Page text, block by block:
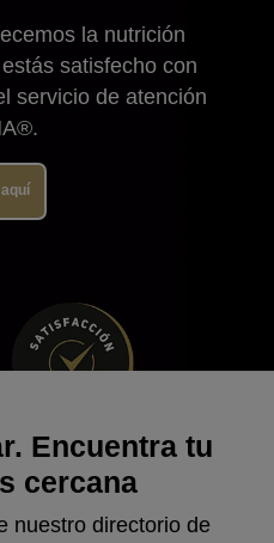
la nutrición
satisfecho con
servicio de atención
Encuentra tu
cercana
nuestro directorio de